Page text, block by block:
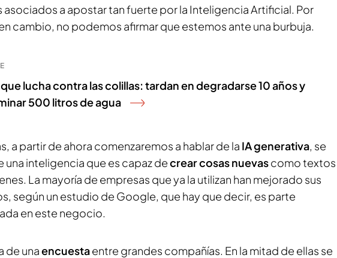
asociados a apostar tan fuerte por la Inteligencia Artificial. Por
cambio, no podemos afirmar que estemos ante una burbuja.
lucha contra las colillas: tardan en degradarse 10 años y
500 litros de agua
a partir de ahora comenzaremos a hablar de la IA generativa, se
una inteligencia que es capaz decrear cosas nuevascomo textos
La mayoría de empresas que ya la utilizan han mejorado sus
según un estudio de Google, que hay que decir, es parte
en este negocio.
de unaencuestaentre grandes compañías. En la mitad de ellas se